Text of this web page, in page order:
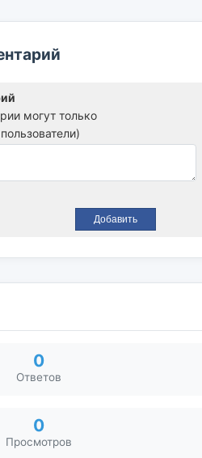
могут только
0
Ответов
0
Просмотров